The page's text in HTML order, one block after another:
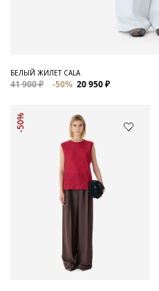
БЕЛЫЙ ЖИЛЕТ CALA
41 900 ₽ -50% 20 950 ₽
-50%